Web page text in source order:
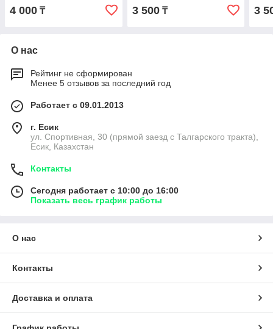
4 000 ₸ 3 500₸ 3
О нас
Рейтинг не сформирован
Менее 5 отзывов за последний год
Работает с 09.01.2013
г. Есик
ул. Спортивная, 30 (прямой заезд с Талгарского тракта),
Есик, Казахстан
Контакты
Сегодня работает с 10:00 до 16:00
Показать весь график работы
О нас
Контакты
Доставка и оплата